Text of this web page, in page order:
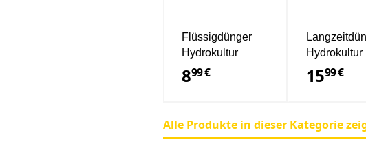
Flüssigdünger
Hydrokultur
899 €
Hydrokultur
1599 €
Alle Produkte in dieser Kategorie